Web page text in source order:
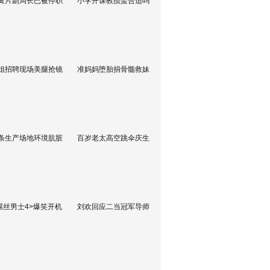
招聘现场美腿抢镜 准妈妈堕胎捐骨髓救妹
生产场地环境肮脏 百岁老太高空跳伞庆生
丝男士4>爆笑开机 刘欢回应二当冠军导师